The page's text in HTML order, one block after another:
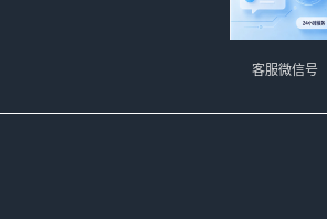
客服微信号